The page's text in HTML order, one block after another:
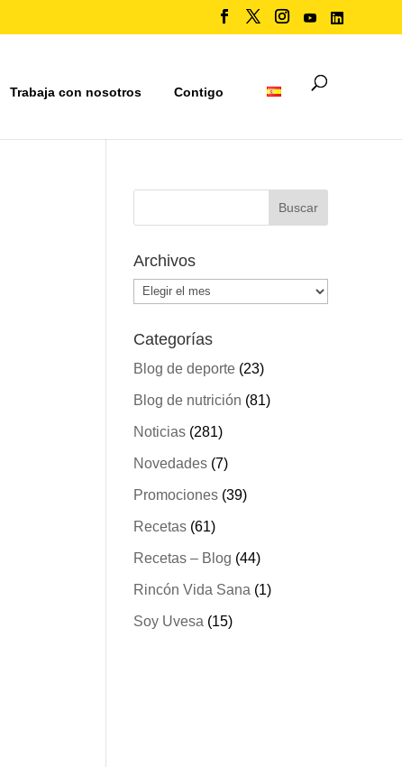
Trabaja con nosotros Contigo
Archivos
Archivos
Categorías
Blog de deporte(23)
Blog de nutrición (81)
Noticias(281)
Novedades(7)
Promociones(39)
Recetas(61)
Recetas – Blog (44)
Rincón Vida Sana (1)
Soy Uvesa (15)